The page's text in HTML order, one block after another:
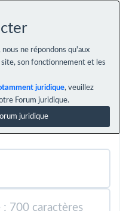
ne répondons qu'aux
son fonctionnement et les
juridique, veuillez
Forum juridique.
juridique